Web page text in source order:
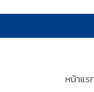
หน้าแร